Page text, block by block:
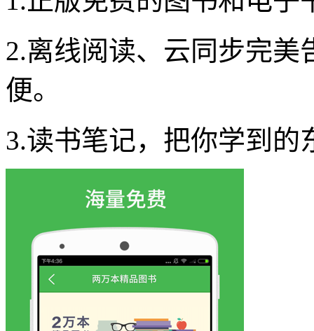
2.离线阅读、云同步完美
便。
3.读书笔记，把你学到的